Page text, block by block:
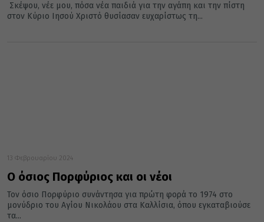
Σκέψου, νέε μου, πόσα νέα παιδιά για την αγάπη και την πίστη
στον Κύριο Ιησού Χριστό θυσίασαν ευχαρίστως τη...
13 Φεβρουαρίου 2024
Ο όσιος Πορφύριος και οι νέοι
Τον όσιο Πορφύριο συνάντησα για πρώτη φορά το 1974 στο
μονύδριο του Αγίου Νικολάου στα Καλλίσια, όπου εγκαταβιούσε
τα...